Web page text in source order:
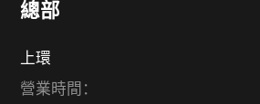
總部
上環
營業時間：